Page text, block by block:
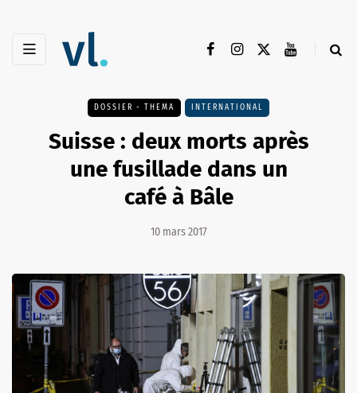
DOSSIER - THEMA INTERNATIONAL
Suisse : deux morts après
une fusillade dans un
café à Bâle
10 mars 2017